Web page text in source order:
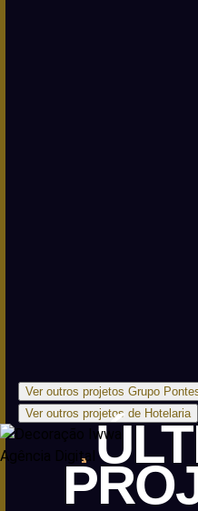
Ver outros projetos Grupo
Ver outros projetos de Hotelaria